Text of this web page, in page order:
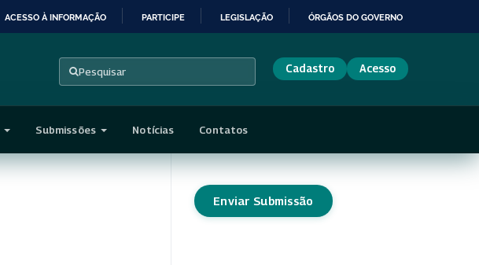
ACESSO À INFORMAÇÃO PARTICIPE LEGISLAÇÃO ÓRGÃOS DO GOVERNO
Pesquisar Cadastro Acesso
Submissões Notícias Contatos
Enviar Submissão